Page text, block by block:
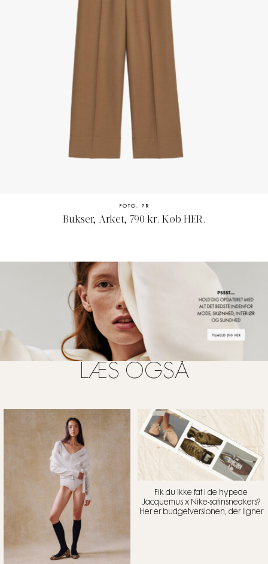
FOTO: PR
Bukser, Arket, 790 kr. Køb HER.
LÆS OGSÅ
Fik du ikke fat i de hypede
Jacquemus x Nike-satinsneakers?
Her er budgetversionen, der ligner